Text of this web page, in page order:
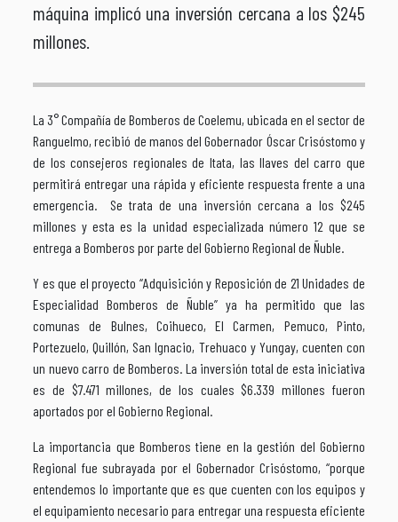
máquina implicó una inversión cercana a los $245
millones.
La 3° Compañía de Bomberos de Coelemu, ubicada en el sector de
Ranguelmo, recibió de manos del Gobernador Óscar Crisóstomo y
de los consejeros regionales de Itata, las llaves del carro que
permitirá entregar una rápida y eficiente respuesta frente a una
emergencia. Se trata de una inversión cercana a los $245
millones y esta es la unidad especializada número 12 que se
entrega a Bomberos por parte del Gobierno Regional de Ñuble.
Y es que el proyecto “Adquisición y Reposición de 21 Unidades de
Especialidad Bomberos de Ñuble” ya ha permitido que las
comunas de Bulnes, Coihueco, El Carmen, Pemuco, Pinto,
Portezuelo, Quillón, San Ignacio, Trehuaco y Yungay, cuenten con
un nuevo carro de Bomberos. La inversión total de esta iniciativa
es de $7.471 millones, de los cuales $6.339 millones fueron
aportados por el Gobierno Regional.
La importancia que Bomberos tiene en la gestión del Gobierno
Regional fue subrayada por el Gobernador Crisóstomo, “porque
entendemos lo importante que es que cuenten con los equipos y
el equipamiento necesario para entregar una respuesta eficiente